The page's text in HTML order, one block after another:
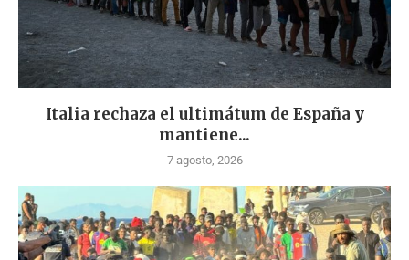
Italia rechaza el ultimátum de España y
mantiene...
7 agosto, 2026